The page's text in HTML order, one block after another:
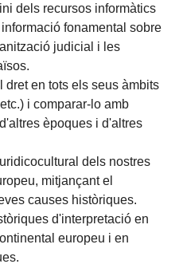
dels recursos informàtics
fonamental sobre
judicial i les
dret en tots els seus àmbits
i comparar-lo amb
èpoques i d'altres
dels nostres
mitjançant el
causes històriques.
d'interpretació en
europeu i en